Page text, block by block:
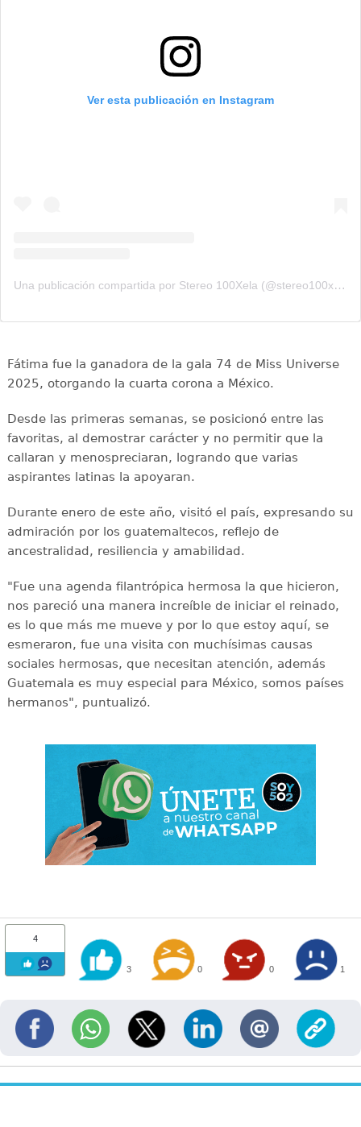
Ver esta publicación en Instagram
Una publicación compartida por Stereo 100Xela (@stereo100xela)
Fátima fue la ganadora de la gala 74 de Miss Universe
2025, otorgando la cuarta corona a México.
Desde las primeras semanas, se posicionó entre las
favoritas, al demostrar carácter y no permitir que la
callaran y menospreciaran, logrando que varias
aspirantes latinas la apoyaran.
Durante enero de este año, visitó el país, expresando su
admiración por los guatemaltecos, reflejo de
ancestralidad, resiliencia y amabilidad.
"Fue una agenda filantrópica hermosa la que hicieron,
nos pareció una manera increíble de iniciar el reinado,
es lo que más me mueve y por lo que estoy aquí, se
esmeraron, fue una visita con muchísimas causas
sociales hermosas, que necesitan atención, además
Guatemala es muy especial para México, somos países
hermanos", puntualizó.
4
3 0 0 1